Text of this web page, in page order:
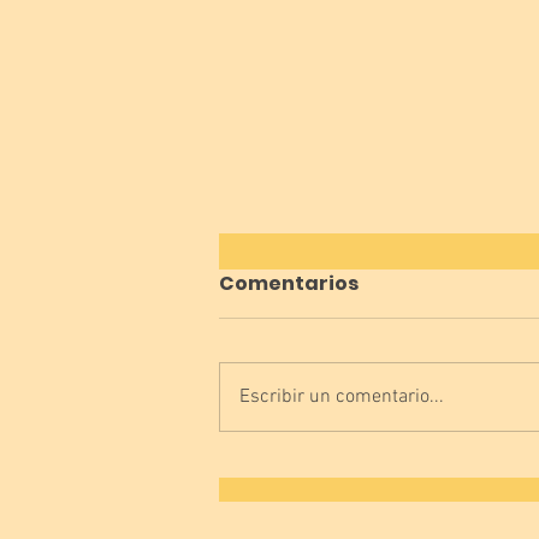
¿Vosotros que tenéis,
lengua o luenga? 😜👅
Comentarios
Escribir un comentario...